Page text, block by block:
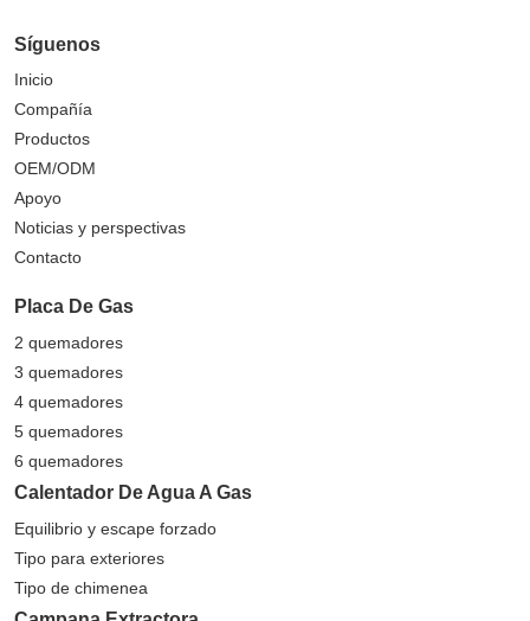
Síguenos
Inicio
Compañía
Productos
OEM/ODM
Apoyo
Noticias y perspectivas
Contacto
Placa De Gas
2 quemadores
3 quemadores
4 quemadores
5 quemadores
6 quemadores
Calentador De Agua A Gas
Equilibrio y escape forzado
Tipo para exteriores
Tipo de chimenea